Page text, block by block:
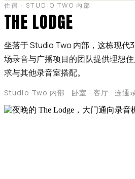
住宿 · STUDIO TWO 内部
THE LODGE
坐落于 Studio Two 内部，这栋现代
场录音与广播项目的团队提供理想
求与其他录音室搭配。
Studio Two 内部 · 卧室 · 客厅 · 连通